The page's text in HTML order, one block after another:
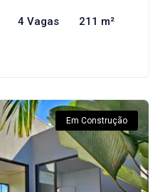
4 Vagas 211 m²
Em Construção